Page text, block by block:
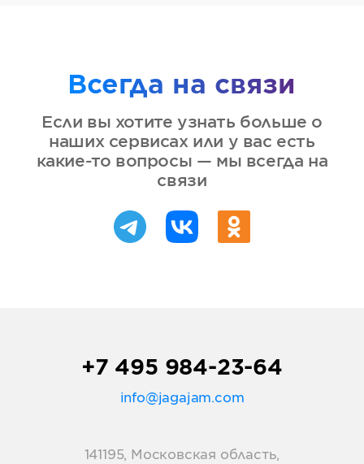
Всегда на связи
Если вы хотите узнать больше о
наших сервисах или у вас есть
какие-то вопросы — мы всегда на
связи
+7 495 984-23-64
info@jagajam.com
141195, Московская область,